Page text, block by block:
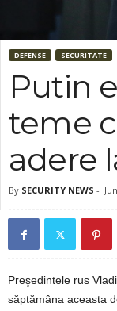
DEFENSE SECURITATE
Putin
teme
adere
By SECURITY NEWS -
Preşedintele rus
săptămâna aceasta